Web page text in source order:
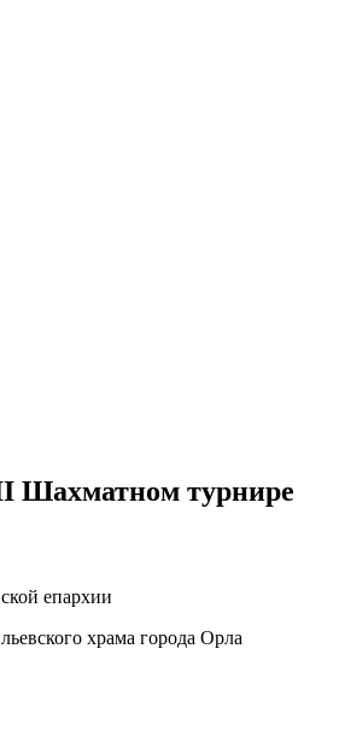
Шахматном турнире
храма города Орла